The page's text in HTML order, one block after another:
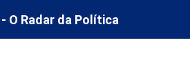
O Radar da Política